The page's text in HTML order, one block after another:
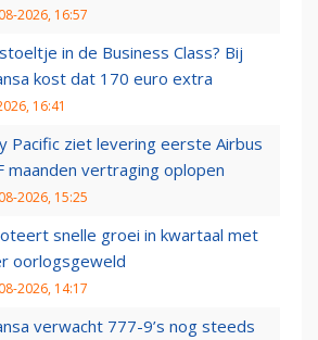
2026, 16:57
in de Business Class? Bij
kost dat 170 euro extra
16:41
Pacific ziet levering eerste Airbus
maanden vertraging oplopen
2026, 15:25
snelle groei in kwartaal met
oorlogsgeweld
2026, 14:17
verwacht 777-9’s nog steeds